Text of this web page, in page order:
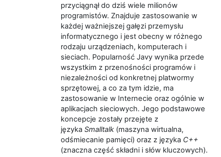
przyciągnął do dziś wiele milionów
programistów. Znajduje zastosowanie w
każdej ważniejszej gałęzi przemysłu
informatycznego i jest obecny w różnego
rodzaju urządzeniach, komputerach i
sieciach. Popularność Javy wynika przede
wszystkim z przenośności programów i
niezależności od konkretnej platwormy
sprzętowej, a co za tym idzie, ma
zastosowanie w Internecie oraz ogólnie w
aplikacjach sieciowych. Jego podstawowe
koncepcje zostały przejęte z
języka Smalltalk (maszyna wirtualna,
odśmiecanie pamięci) oraz z języka C++
(znaczna część składni i słów kluczowych).